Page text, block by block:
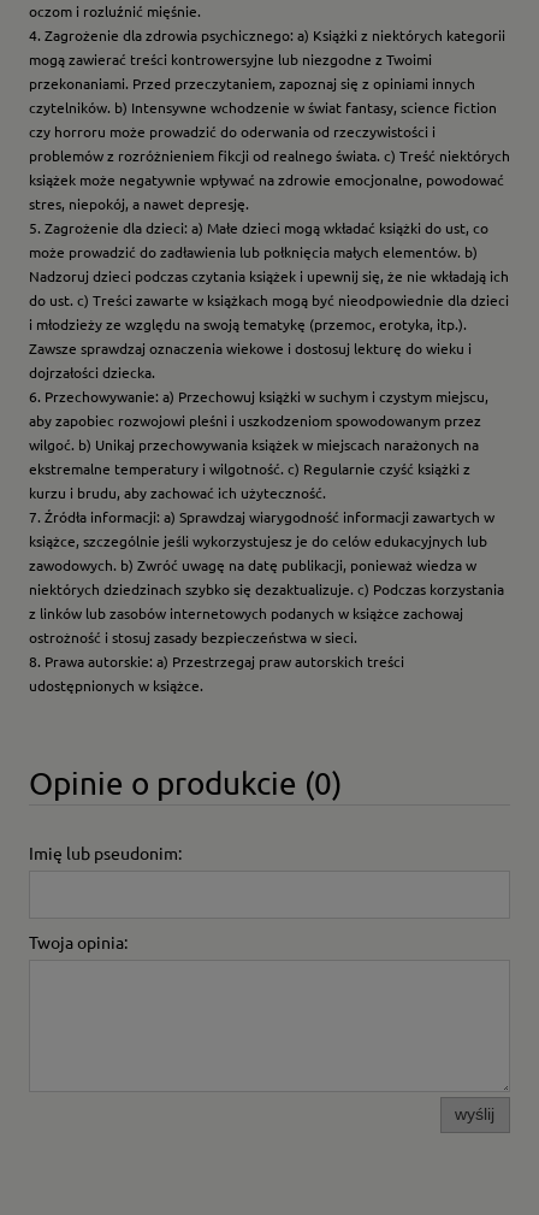
oczom i rozluźnić mięśnie.
4. Zagrożenie dla zdrowia psychicznego: a) Książki z niektórych kategorii
mogą zawierać treści kontrowersyjne lub niezgodne z Twoimi
przekonaniami. Przed przeczytaniem, zapoznaj się z opiniami innych
czytelników. b) Intensywne wchodzenie w świat fantasy, science fiction
czy horroru może prowadzić do oderwania od rzeczywistości i
problemów z rozróżnieniem fikcji od realnego świata. c) Treść niektórych
książek może negatywnie wpływać na zdrowie emocjonalne, powodować
stres, niepokój, a nawet depresję.
5. Zagrożenie dla dzieci: a) Małe dzieci mogą wkładać książki do ust, co
może prowadzić do zadławienia lub połknięcia małych elementów. b)
Nadzoruj dzieci podczas czytania książek i upewnij się, że nie wkładają ich
do ust. c) Treści zawarte w książkach mogą być nieodpowiednie dla dzieci
i młodzieży ze względu na swoją tematykę (przemoc, erotyka, itp.).
Zawsze sprawdzaj oznaczenia wiekowe i dostosuj lekturę do wieku i
dojrzałości dziecka.
6. Przechowywanie: a) Przechowuj książki w suchym i czystym miejscu,
aby zapobiec rozwojowi pleśni i uszkodzeniom spowodowanym przez
wilgoć. b) Unikaj przechowywania książek w miejscach narażonych na
ekstremalne temperatury i wilgotność. c) Regularnie czyść książki z
kurzu i brudu, aby zachować ich użyteczność.
7. Źródła informacji: a) Sprawdzaj wiarygodność informacji zawartych w
książce, szczególnie jeśli wykorzystujesz je do celów edukacyjnych lub
zawodowych. b) Zwróć uwagę na datę publikacji, ponieważ wiedza w
niektórych dziedzinach szybko się dezaktualizuje. c) Podczas korzystania
z linków lub zasobów internetowych podanych w książce zachowaj
ostrożność i stosuj zasady bezpieczeństwa w sieci.
8. Prawa autorskie: a) Przestrzegaj praw autorskich treści
udostępnionych w książce.
Opinie o produkcie (0)
Imię lub pseudonim:
Twoja opinia:
wyślij